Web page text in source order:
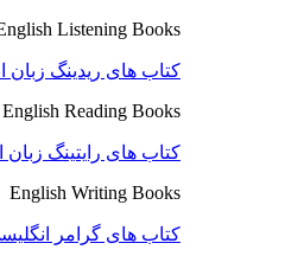
Listening Books
کتاب های ریدینگ زبان
English Reading Books
کتاب های رایتینگ زبان
English Writing Books
کتاب های گرامر